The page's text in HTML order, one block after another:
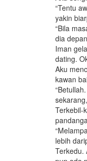
“Tentu
yakin
“Bila
dia
Iman
dating.
Aku
kawan
Terkebil-
lebih
Terkedu.